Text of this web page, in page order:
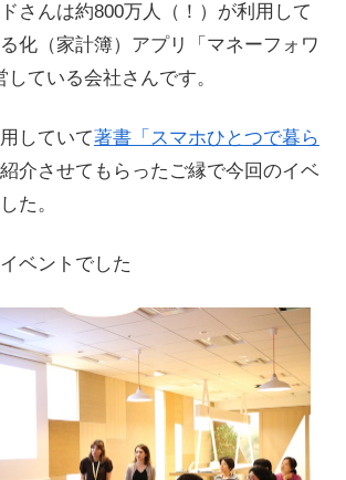
さんは約800万人（！）が利用して
化（家計簿）アプリ「マネーフォワ
ている会社さんです。
していて著書「スマホひとつで暮ら
介させてもらったご縁で今回のイベ
た。
ベントでした